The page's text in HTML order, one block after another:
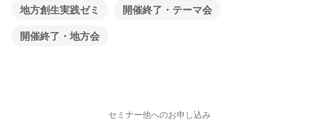
地方創生実践ゼミ
開催終了・テーマ会
開催終了・地方会
セミナー他へのお申し込み